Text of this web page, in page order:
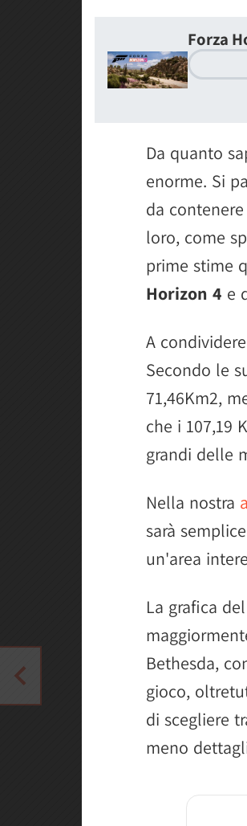
Forza
Da quanto
enorme. Si
da
loro, come
prime stime
Horizon 4 e
A
Secondo le
71,46Km2,
che i 107,19
grandi delle
Nella nostra
sarà
un'area
La grafica
Bethesda,
gioco,
di scegliere
meno